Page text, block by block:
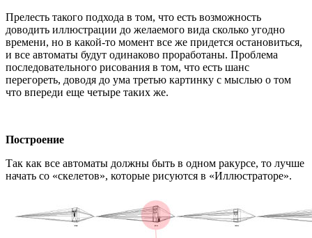
Прелесть такого подхода в том, что есть возможность
доводить иллюстрации до желаемого вида сколько угодно
времени, но в какой-то момент все же придется остановиться,
и все автоматы будут одинаково проработаны. Проблема
последовательного рисования в том, что есть шанс
перегореть, доводя до ума третью картинку с мыслью о том
что впереди еще четыре таких же.
Построение
Так как все автоматы должны быть в одном ракурсе, то лучше
начать со «скелетов», которые рисуются в «Иллюстраторе».